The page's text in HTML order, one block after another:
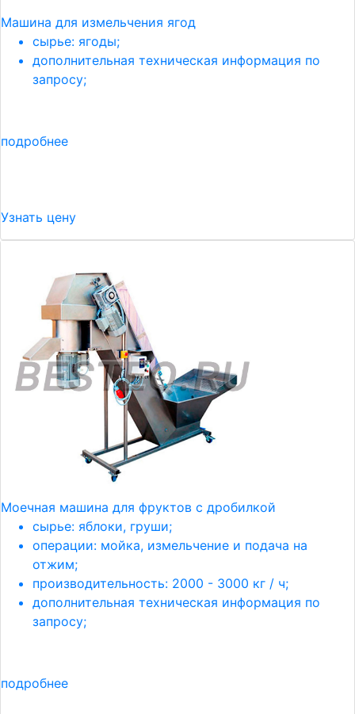
Машина для измельчения ягод
сырье: ягоды;
дополнительная техническая информация по
запросу;
подробнее
Узнать цену
Моечная машина для фруктов с дробилкой
сырье: яблоки, груши;
операции: мойка, измельчение и подача на
отжим;
производительность: 2000 - 3000 кг / ч;
дополнительная техническая информация по
запросу;
подробнее